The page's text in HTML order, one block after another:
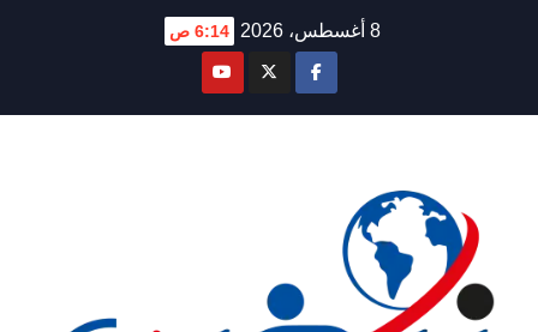
8 أغسطس، 2026 6:14 ص